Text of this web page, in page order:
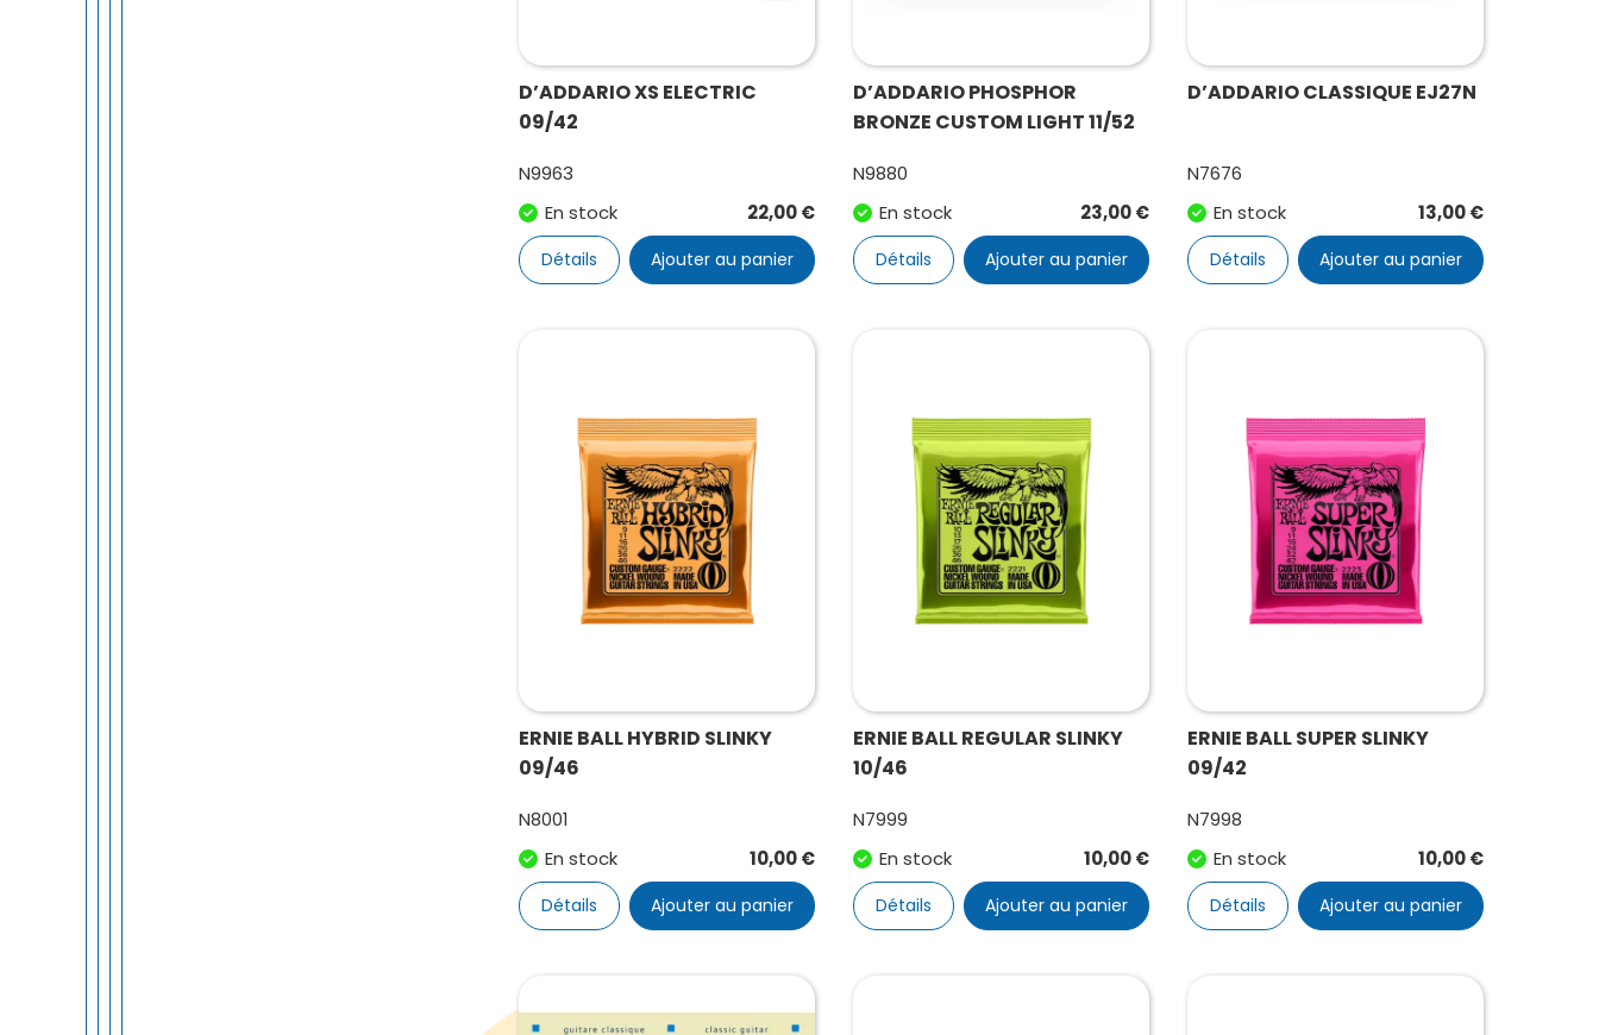
D’ADDARIO XS ELECTRIC
09/42
N9963
En stock
22,00€
Détails Ajouter au panier
D’ADDARIO PHOSPHOR
BRONZE CUSTOM LIGHT 11/52
N9880
En stock
23,00€
Détails Ajouter au panier
D’ADDARIO CLASSIQUE EJ27N
N7676
En stock
13,00€
Détails Ajouter au panier
ERNIE BALL HYBRID SLINKY
09/46
N8001
En stock
10,00€
Détails Ajouter au panier
ERNIE BALL REGULAR SLINKY
10/46
N7999
En stock
10,00€
Détails Ajouter au panier
ERNIE BALL SUPER SLINKY
09/42
N7998
En stock
10,00€
Détails Ajouter au panier